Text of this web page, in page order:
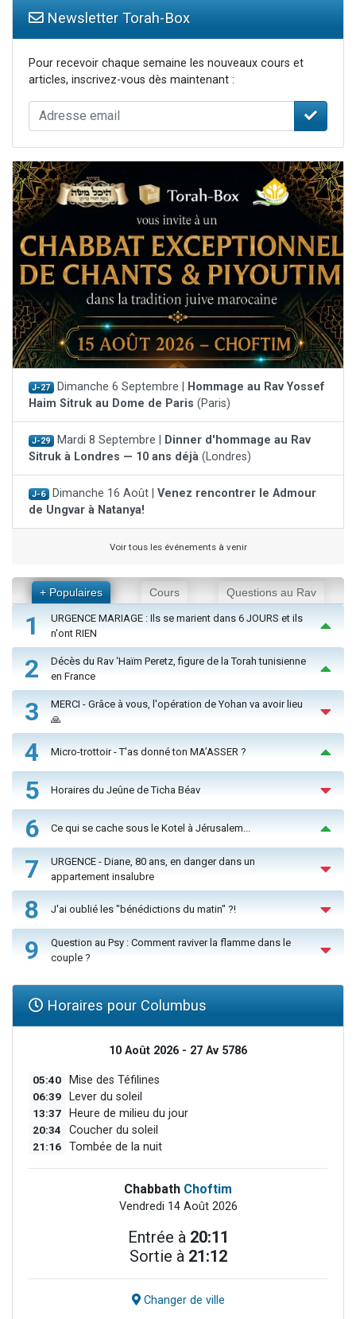
Newsletter Torah-Box
Pour recevoir chaque semaine les nouveaux cours et
articles, inscrivez-vous dès maintenant :
J-27 Dimanche 6 Septembre |
Hommage au Rav Yossef
Haim Sitruk au Dome de Paris (Paris)
J-29 Mardi 8 Septembre |
Dinner d'hommage au Rav
Sitruk à Londres — 10 ans déjà (Londres)
J-6 Dimanche 16 Août | Venez rencontrer le Admour
de Ungvar à Natanya!
Voir tous les événements à venir
+ Populaires Cours Questions au Rav
1
URGENCE MARIAGE : Ils se marient dans 6 JOURS et ils
n'ont RIEN
2
Décès du Rav ‘Haïm Peretz, figure de la Torah tunisienne
en France
3
MERCI - Grâce à vous, l'opération de Yohan va avoir lieu
🙏
4 Micro-trottoir - T'as donné ton MA’ASSER ?
5 Horaires du Jeûne de Ticha Béav
6 Ce qui se cache sous le Kotel à Jérusalem...
7
URGENCE - Diane, 80 ans, en danger dans un
appartement insalubre
8 J'ai oublié les "bénédictions du matin" ?!
9
Question au Psy : Comment raviver la flamme dans le
couple ?
Horaires pour Columbus
10 Août 2026 - 27 Av 5786
05:40 Mise des Téfilines
06:39 Lever du soleil
13:37 Heure de milieu du jour
20:34 Coucher du soleil
21:16 Tombée de la nuit
Chabbath Choftim
Vendredi 14 Août 2026
Entrée à 20:11
Sortie à 21:12
Changer de ville